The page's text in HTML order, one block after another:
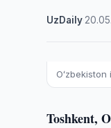
UzDaily
Toshkent,